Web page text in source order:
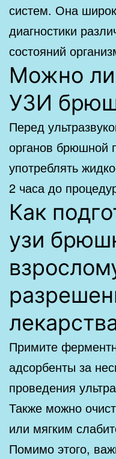
систем. Она
диагностики
состояний
Можно ли
УЗИ
Перед
органов брюшной
употреблять
2 часа до
Как
узи
Примите
адсорбенты за
проведения
Также можно
или мягким
Помимо этого,